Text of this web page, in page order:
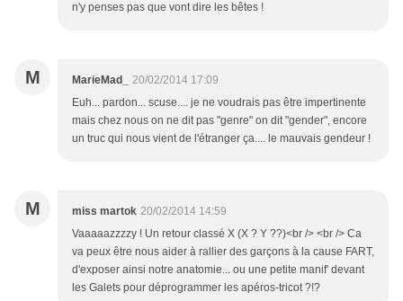
n'y penses pas que vont dire les bêtes !
M MarieMad_
20/02/2014 17:09
Euh... pardon... scuse.... je ne voudrais pas être impertinente
mais chez nous on ne dit pas "genre" on dit "gender", encore
un truc qui nous vient de l'étranger ça.... le mauvais gendeur !
M miss martok 20/02/2014 14:59
Vaaaaazzzzy ! Un retour classé X (X ? Y ??)<br /> <br /> Ca
va peux être nous aider à rallier des garçons à la cause FART,
d'exposer ainsi notre anatomie... ou une petite manif' devant
les Galets pour déprogrammer les apéros-tricot ?!?